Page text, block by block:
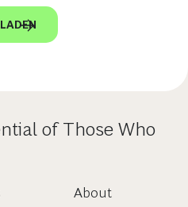
of Those Who
About